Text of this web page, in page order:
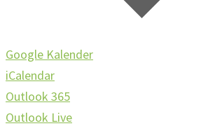
Google Kalender
iCalendar
Outlook 365
Outlook Live